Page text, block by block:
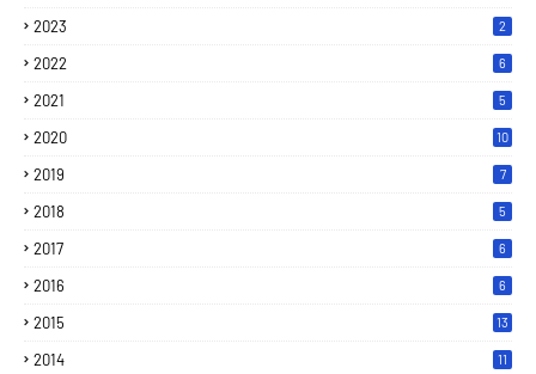
2023 2
2022 6
2021 5
2020 10
2019 7
2018 5
2017 6
2016 6
2015 13
2014 11